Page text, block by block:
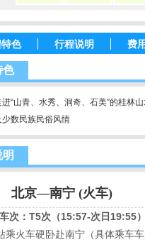
色 行程说明 费
色
进“山青、水秀、洞奇、石美”的桂
少数民族民俗风情
北京—南宁 (火车)
次： T5次（15:57-次日 19:55
乘火车硬卧赴南宁（具体乘车